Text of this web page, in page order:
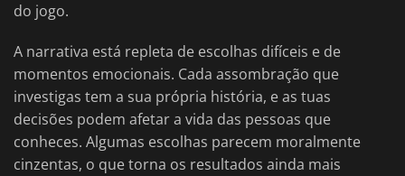
do jogo.
A narrativa está repleta de escolhas difíceis e de
momentos emocionais. Cada assombração que
investigas tem a sua própria história, e as tuas
decisões podem afetar a vida das pessoas que
conheces. Algumas escolhas parecem moralmente
cinzentas, o que torna os resultados ainda mais